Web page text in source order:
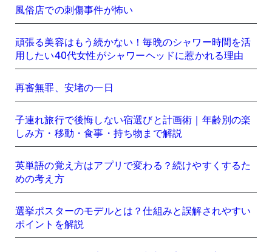
風俗店での刺傷事件が怖い
頑張る美容はもう続かない！毎晩のシャワー時間を活
用したい40代女性がシャワーヘッドに惹かれる理由
再審無罪、安堵の一日
子連れ旅行で後悔しない宿選びと計画術｜年齢別の楽
しみ方・移動・食事・持ち物まで解説
英単語の覚え方はアプリで変わる？続けやすくするた
めの考え方
選挙ポスターのモデルとは？仕組みと誤解されやすい
ポイントを解説